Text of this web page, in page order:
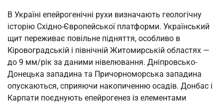
В Україні епейрогенічні рухи визначають геологічну
історію Східно-Європейської платформи. Український
щит переживає повільне підняття, особливо в
Кіровоградській і північній Житомирській областях —
до 9 мм/рік за даними нівелювання. Дніпровсько-
Донецька западина та Причорноморська западина
опускаються, сприяючи накопиченню осадів. Донбас і
Карпати поєднують епейрогенез із елементами